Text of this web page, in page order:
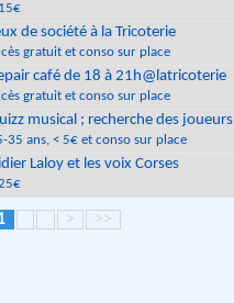
de société à la Tricoterie
gratuit et conso sur place
café de 18 à 21h@latricoterie
gratuit et conso sur place
musical ; recherche des joueurs
35 ans, < 5€ et conso sur place
Laloy et les voix Corses
> >>